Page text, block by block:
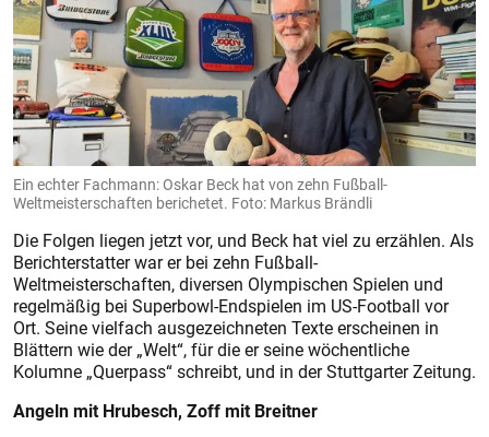
Ein echter Fachmann: Oskar Beck hat von zehn Fußball-
Weltmeisterschaften berichetet. Foto: Markus Brändli
Die Folgen liegen jetzt vor, und Beck hat viel zu erzählen. Als
Berichterstatter war er bei zehn Fußball-
Weltmeisterschaften, diversen Olympischen Spielen und
regelmäßig bei Superbowl-Endspielen im US-Football vor
Ort. Seine vielfach ausgezeichneten Texte erscheinen in
Blättern wie der „Welt“, für die er seine wöchentliche
Kolumne „Querpass“ schreibt, und in der Stuttgarter Zeitung.
Angeln mit Hrubesch, Zoff mit Breitner